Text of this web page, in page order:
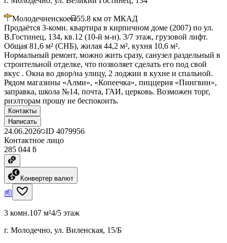
Молодечненское 55.8 км от МКАД
Продаётся 3-комн. квартира в кирпичном доме (2007) по ул.
В.Гостинец, 134, кв.12 (10-й м-н). 3/7 этаж, грузовой лифт.
Общая 81,6 м² (СНБ), жилая 44,2 м², кухня 10,6 м².
Нормальный ремонт, можно жить сразу, санузел раздельный в
строительной отделке, что позволяет сделать его под свой
вкус . Окна во двор/на улицу, 2 лоджии в кухне и спальной.
Рядом магазины «Алми», «Копеечка», пиццерия «Пингвин»,
заправка, школа №14, почта, ГАИ, церковь. Возможен торг,
риэлторам прошу не беспокоить.
Контакты
Написать
24.06.2026 ID 4079956
Контактное лицо
285 044 ƃ
Конвертер валют
3 комн.107 м²4/5 этаж
г. Молодечно, ул. Виленская, 15/Б